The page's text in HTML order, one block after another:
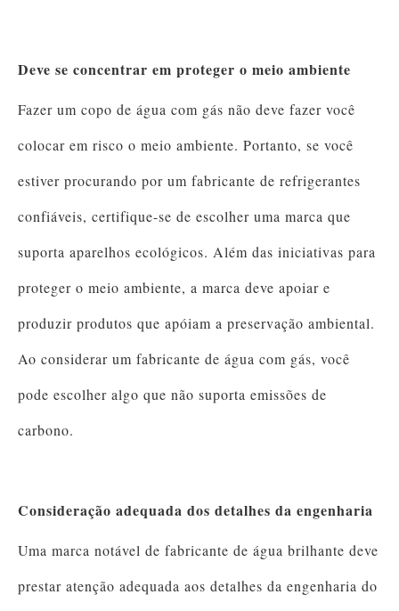
Deve se concentrar em proteger o meio ambiente
Fazer um copo de água com gás não deve fazer você
colocar em risco o meio ambiente. Portanto, se você
estiver procurando por um fabricante de refrigerantes
confiáveis, certifique-se de escolher uma marca que
suporta aparelhos ecológicos. Além das iniciativas para
proteger o meio ambiente, a marca deve apoiar e
produzir produtos que apóiam a preservação ambiental.
Ao considerar um fabricante de água com gás, você
pode escolher algo que não suporta emissões de
carbono.
Consideração adequada dos detalhes da engenharia
Uma marca notável de fabricante de água brilhante deve
prestar atenção adequada aos detalhes da engenharia do